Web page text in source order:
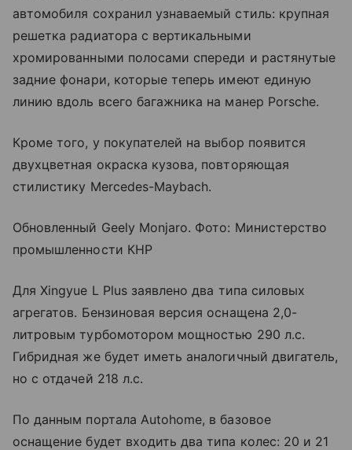
автомобиля сохранил узнаваемый стиль: крупная
решетка радиатора с вертикальными
хромированными полосами спереди и растянутые
задние фонари, которые теперь имеют единую
линию вдоль всего багажника на манер Porsche.
Кроме того, у покупателей на выбор появится
двухцветная окраска кузова, повторяющая
стилистику Mercedes-Maybach.
Обновленный Geely Monjaro. Фото: Министерство
промышленности КНР
Для Xingyue L Plus заявлено два типа силовых
агрегатов. Бензиновая версия оснащена 2,0-
литровым турбомотором мощностью 290 л.с.
Гибридная же будет иметь аналогичный двигатель,
но с отдачей 218 л.с.
По данным портала Autohome, в базовое
оснащение будет входить два типа колес: 20 и 21